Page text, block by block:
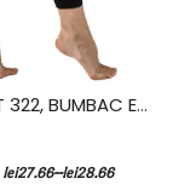
SET 3 COLANT 322, BUMBAC ELASTAN, VIVALDI, NEGRU
lei27.66–lei28.66